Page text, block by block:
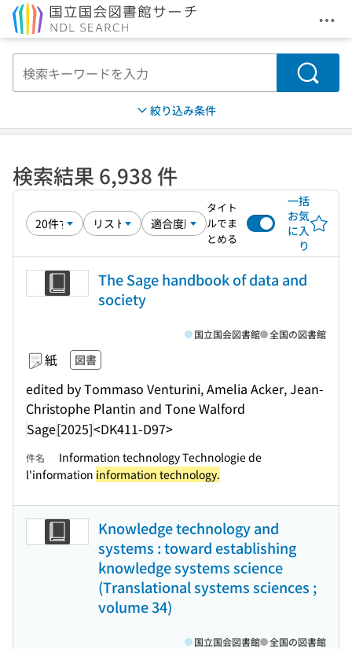
メ
検索
絞り込み条件
検索結果 6,938 件
タイト
ルでま
とめる
一括
お気
に入
り
The Sage handbook of data and
society
紙 図書
edited by Tommaso Venturini, Amelia Acker, Jean-
Christophe Plantin and Tone Walford
Sage[2025]<DK411-D97>
国立国会図書館 全国の図書館
件名
Information technology Technologie de
l'information information technology.
Knowledge technology and
systems : toward establishing
knowledge systems science
(Translational systems sciences ;
volume 34)
国立国会図書館 全国の図書館